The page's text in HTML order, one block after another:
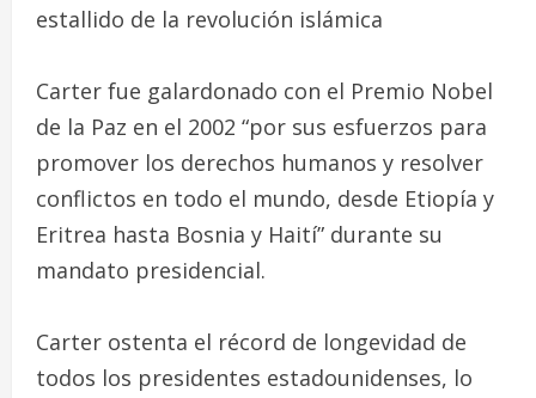
estallido de la revolución islámica
Carter fue galardonado con el Premio Nobel
de la Paz en el 2002 “por sus esfuerzos para
promover los derechos humanos y resolver
conflictos en todo el mundo, desde Etiopía y
Eritrea hasta Bosnia y Haití” durante su
mandato presidencial.
Carter ostenta el récord de longevidad de
todos los presidentes estadounidenses, lo